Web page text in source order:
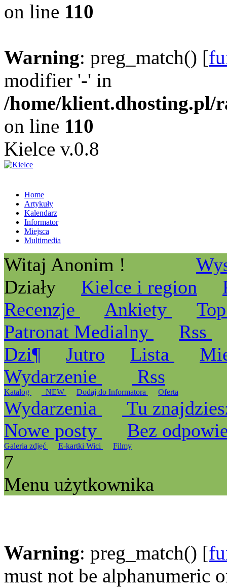
on line 110
Warning: preg_match() [
modifier '-' in
/home/klient.dhosting.pl/
on line 110
Kielce v.0.8
Home
Artykuły
Kalendarz
Informator
Miejsca
Multimedia
Witaj Anonim !
Działy
Kielce i region
Recenzje
Ankiety
Patronat Medialny
Rss
Dzi¶
Jutro Lista
Wydarzenie
Rss
Katalog _NEW Dodaj do Informatora Oferta
Wydarzenia
Tu
Nowe posty
Bez
Galeria zdjęć E-kartki Wici Filmy
7
Menu użytkownika
Warning: preg_match() [
must not be alphanumeric